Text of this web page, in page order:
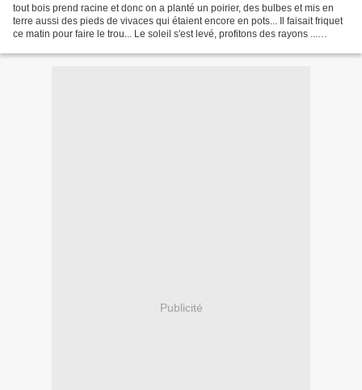
tout bois prend racine et donc on a planté un poirier, des bulbes et mis en
terre aussi des pieds de vivaces qui étaient encore en pots... Il faisait friquet
ce matin pour faire le trou... Le soleil s'est levé, profitons des rayons ...
Publicité